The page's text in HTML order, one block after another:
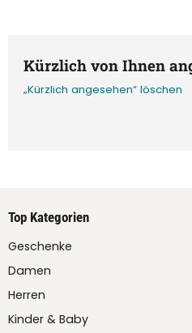
Kürzlich von Ihnen
„Kürzlich angesehen“ löschen
Top Kategorien
Geschenke
Damen
Herren
Kinder & Baby